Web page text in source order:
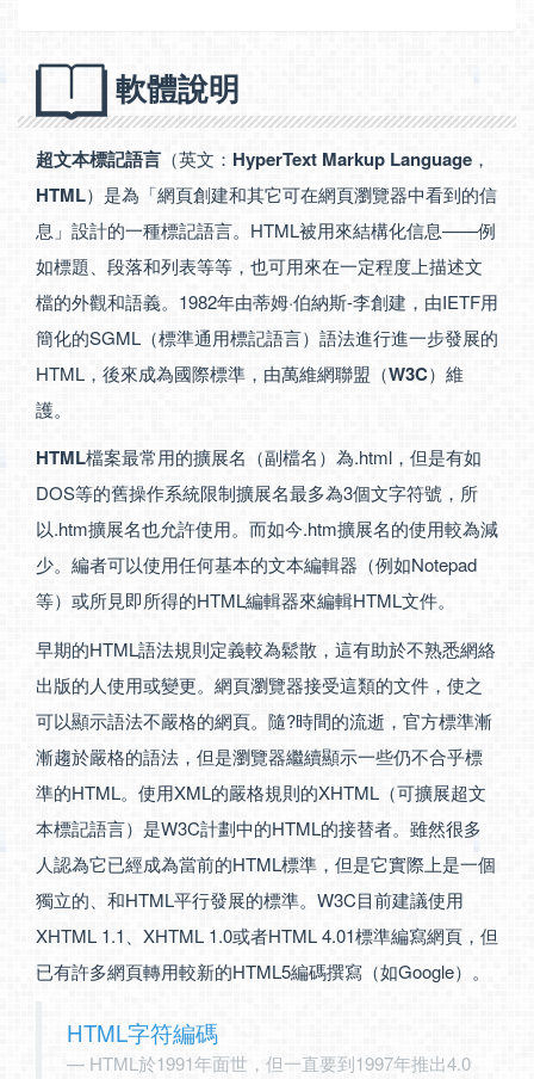
軟體說明
超文本標記語言 （英文： HyperText Markup Language ，
HTML）是為「網頁創建和其它可在網頁瀏覽器中看到的信
息」設計的一種標記語言。HTML被用來結構化信息——例
如標題、段落和列表等等，也可用來在一定程度上描述文
檔的外觀和語義。1982年由蒂姆·伯納斯-李創建，由IETF用
簡化的SGML（標準通用標記語言）語法進行進一步發展的
HTML，後來成為國際標準，由萬維網聯盟（W3C）維
護。
HTML檔案最常用的擴展名（副檔名）為.html，但是有如
DOS等的舊操作系統限制擴展名最多為3個文字符號，所
以.htm擴展名也允許使用。而如今.htm擴展名的使用較為減
少。編者可以使用任何基本的文本編輯器（例如Notepad
等）或所見即所得的HTML編輯器來編輯HTML文件。
早期的HTML語法規則定義較為鬆散，這有助於不熟悉網絡
出版的人使用或變更。網頁瀏覽器接受這類的文件，使之
可以顯示語法不嚴格的網頁。隨?時間的流逝，官方標準漸
漸趨於嚴格的語法，但是瀏覽器繼續顯示一些仍不合乎標
準的HTML。使用XML的嚴格規則的XHTML（可擴展超文
本標記語言）是W3C計劃中的HTML的接替者。雖然很多
人認為它已經成為當前的HTML標準，但是它實際上是一個
獨立的、和HTML平行發展的標準。W3C目前建議使用
XHTML 1.1、XHTML 1.0或者HTML 4.01標準編寫網頁，但
已有許多網頁轉用較新的HTML5編碼撰寫（如Google）。
HTML字符編碼
HTML於1991年面世，但一直要到1997年推出4.0